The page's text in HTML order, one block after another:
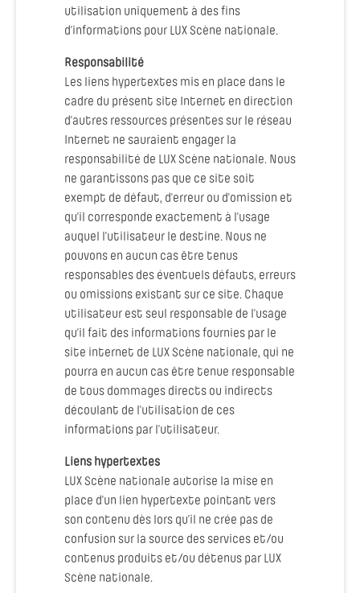
utilisation uniquement à des fins
d’informations pour LUX Scène nationale.
Responsabilité
Les liens hypertextes mis en place dans le
cadre du présent site Internet en direction
d’autres ressources présentes sur le réseau
Internet ne sauraient engager la
responsabilité de LUX Scène nationale. Nous
ne garantissons pas que ce site soit
exempt de défaut, d’erreur ou d’omission et
qu’il corresponde exactement à l’usage
auquel l’utilisateur le destine. Nous ne
pouvons en aucun cas être tenus
responsables des éventuels défauts, erreurs
ou omissions existant sur ce site. Chaque
utilisateur est seul responsable de l’usage
qu’il fait des informations fournies par le
site internet de LUX Scène nationale, qui ne
pourra en aucun cas être tenue responsable
de tous dommages directs ou indirects
découlant de l’utilisation de ces
informations par l’utilisateur.
Liens hypertextes
LUX Scène nationale autorise la mise en
place d’un lien hypertexte pointant vers
son contenu dès lors qu’il ne crée pas de
confusion sur la source des services et/ou
contenus produits et/ou détenus par LUX
Scène nationale.